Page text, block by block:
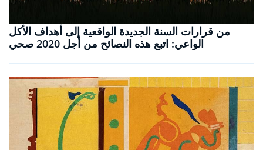
من قرارات السنة الجديدة الواقعية إلى أهداف الأكل
الواعي: اتبع هذه النصائح من أجل 2020 صحي